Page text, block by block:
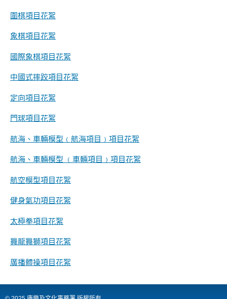
圍棋項目花絮
象棋項目花絮
國際象棋項目花絮
中國式摔跤項目花絮
定向項目花絮
門球項目花絮
航海、車輛模型﹙航海項目﹚項目花絮
航海、車輛模型 ﹙車輛項目﹚項目花絮
航空模型項目花絮
健身氣功項目花絮
太極拳項目花絮
舞龍舞獅項目花絮
廣播體操項目花絮